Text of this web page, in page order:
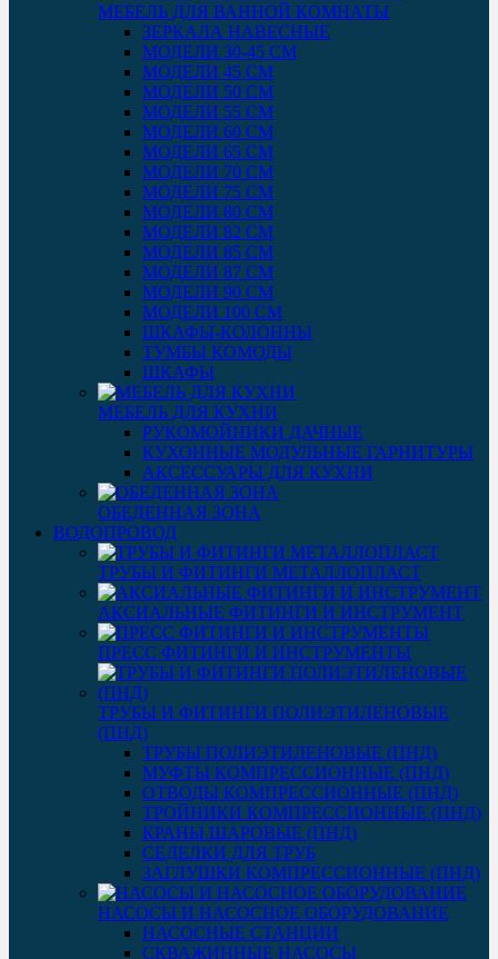
МЕБЕЛЬ ДЛЯ ВАННОЙ КОМНАТЫ
ЗЕРКАЛА НАВЕСНЫЕ
МОДЕЛИ 30-45 СМ
МОДЕЛИ 45 СМ
МОДЕЛИ 50 СМ
МОДЕЛИ 55 СМ
МОДЕЛИ 60 СМ
МОДЕЛИ 65 СМ
МОДЕЛИ 70 СМ
МОДЕЛИ 75 СМ
МОДЕЛИ 80 СМ
МОДЕЛИ 82 СМ
МОДЕЛИ 85 СМ
МОДЕЛИ 87 СМ
МОДЕЛИ 90 СМ
МОДЕЛИ 100 СМ
ШКАФЫ-КОЛОННЫ
ТУМБЫ КОМОДЫ
ШКАФЫ
МЕБЕЛЬ ДЛЯ КУХНИ
РУКОМОЙНИКИ ДАЧНЫЕ
КУХОННЫЕ МОДУЛЬНЫЕ ГАРНИТУРЫ
АКСЕССУАРЫ ДЛЯ КУХНИ
ОБЕДЕННАЯ ЗОНА
ВОДОПРОВОД
ТРУБЫ И ФИТИНГИ МЕТАЛЛОПЛАСТ
АКСИАЛЬНЫЕ ФИТИНГИ И ИНСТРУМЕНТ
ПРЕСС ФИТИНГИ И ИНСТРУМЕНТЫ
ТРУБЫ И ФИТИНГИ ПОЛИЭТИЛЕНОВЫЕ
(ПНД)
ТРУБЫ ПОЛИЭТИЛЕНОВЫЕ (ПНД)
МУФТЫ КОМПРЕССИОННЫЕ (ПНД)
ОТВОДЫ КОМПРЕССИОННЫЕ (ПНД)
ТРОЙНИКИ КОМПРЕССИОННЫЕ (ПНД)
КРАНЫ ШАРОВЫЕ (ПНД)
СЕДЕЛКИ ДЛЯ ТРУБ
ЗАГЛУШКИ КОМПРЕССИОННЫЕ (ПНД)
НАСОСЫ И НАСОСНОЕ ОБОРУДОВАНИЕ
НАСОСНЫЕ СТАНЦИИ
СКВАЖИННЫЕ НАСОСЫ